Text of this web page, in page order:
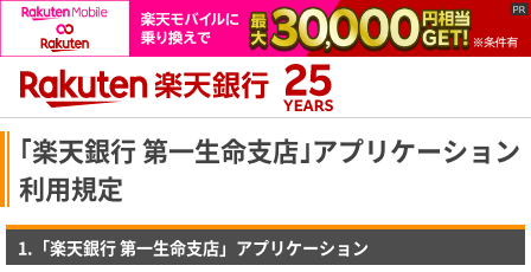
｢楽天銀行 第一生命支店｣アプリケーション
利用規定
1.「楽天銀行 第一生命支店」アプリケーション